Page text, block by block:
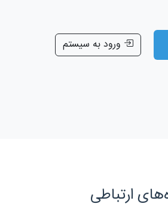
ورود به سیستم
ارتباطی